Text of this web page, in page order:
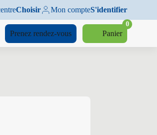
Choisir Mon compteS'identifier
Prenez rendez-vous Panier
0